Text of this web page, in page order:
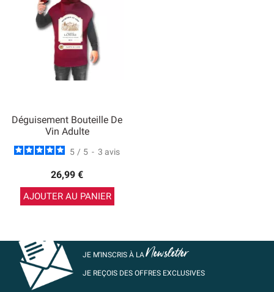
Déguisement Bouteille De
Vin Adulte
5 / 5 - 3 avis
26,99 €
AJOUTER AU PANIER
JE M’INSCRIS À LANewsletter
JE REÇOIS DES OFFRES EXCLUSIVES